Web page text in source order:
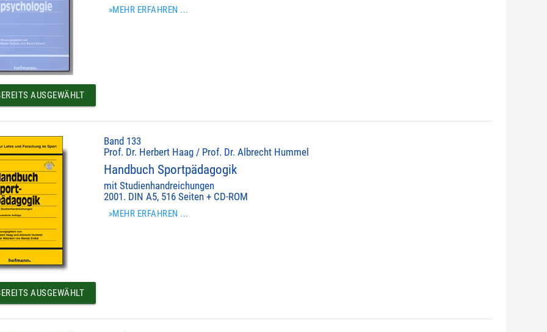
»MEHR ERFAHREN ...
AUSGEWÄHLT
Band 133
Prof. Dr. Herbert Haag / Prof. Dr. Albrecht Hummel
Handbuch Sportpädagogik
mit Studienhandreichungen
2001. DIN A5, 516 Seiten + CD-ROM
»MEHR ERFAHREN ...
AUSGEWÄHLT